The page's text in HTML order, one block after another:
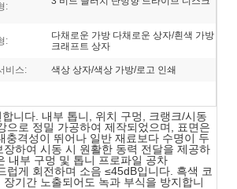
:
:
다채로운 가방 다채로운 상자/흰색 가방
크래프트 상자
비스: 색상 상자/색상 가방/로고 인쇄
니다. 내부 톱니, 위치 구멍, 크랭크/시동
로 정밀 가공하여 제작되었으며, 표면은
격성이 뛰어나 일반 재료보다 수명이 두
하여 시동 시 원활한 동력 전달을 제공하
내부 구멍 및 톱니 프로파일 공차
게 회전하며 소음 ≤45dB입니다. 흑색 코
기간 노출되어도 녹과 부식을 방지합니